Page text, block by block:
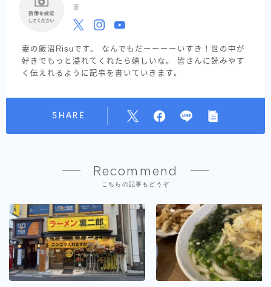
妻
妻の飯沼Risuです。 なんでもだーーーーいすき！世の中が
好きでもっと溢れてくれたら嬉しいな。 皆さんに読みやす
く伝えれるように記事を書いていきます。
SHARE
Recommend
こちらの記事もどうぞ